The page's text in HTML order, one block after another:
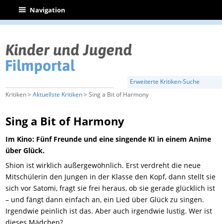
| Navigation
Erweiterte Kritiken-Suche
Kritiken >Aktuellste Kritiken> Sing a Bit of Harmony
Sing a Bit of Harmony
Im Kino: Fünf Freunde und eine singende KI in einem Anime
über Glück.
Shion ist wirklich außergewöhnlich. Erst verdreht die neue
Mitschülerin den Jungen in der Klasse den Kopf, dann stellt sie
sich vor Satomi, fragt sie frei heraus, ob sie gerade glücklich ist
– und fängt dann einfach an, ein Lied über Glück zu singen.
Irgendwie peinlich ist das. Aber auch irgendwie lustig. Wer ist